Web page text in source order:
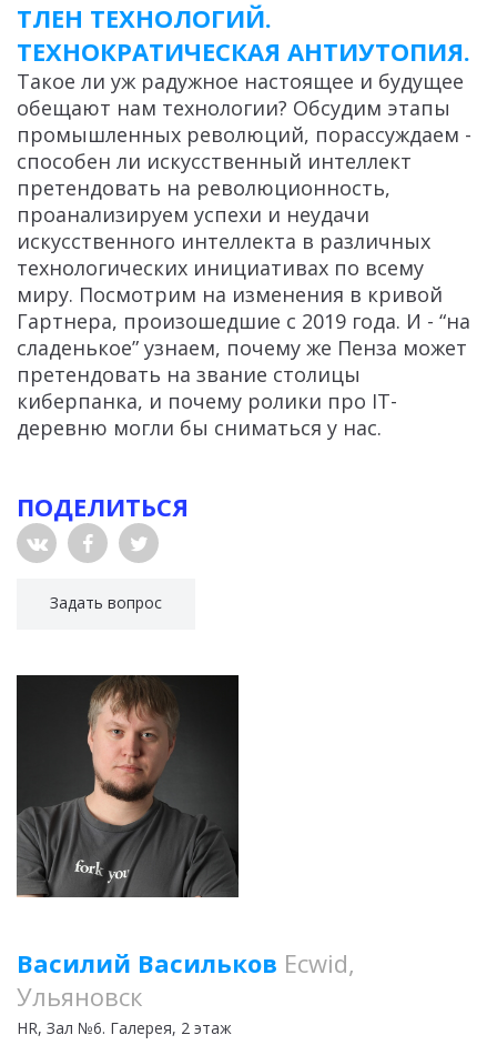
ТЛЕН ТЕХНОЛОГИЙ.
ТЕХНОКРАТИЧЕСКАЯ АНТИУТОПИЯ.
Такое ли уж радужное настоящее и будущее
обещают нам технологии? Обсудим этапы
промышленных революций, порассуждаем -
способен ли искусственный интеллект
претендовать на революционность,
проанализируем успехи и неудачи
искусственного интеллекта в различных
технологических инициативах по всему
миру. Посмотрим на изменения в кривой
Гартнера, произошедшие с 2019 года. И - “на
сладенькое” узнаем, почему же Пенза может
претендовать на звание столицы
киберпанка, и почему ролики про IT-
деревню могли бы сниматься у нас.
ПОДЕЛИТЬСЯ
Задать вопрос
Василий Васильков Ecwid,
Ульяновск
HR, Зал №6. Галерея, 2 этаж